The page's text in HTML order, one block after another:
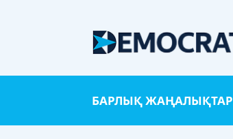
БАРЛЫҚ ЖАҢАЛЫҚТАР